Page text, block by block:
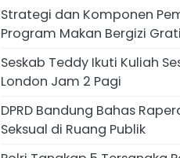
Strategi dan Komponen
Program Makan Bergizi
Seskab Teddy Ikuti Kuliah
London Jam 2 Pagi
DPRD Bandung Bahas
Seksual di Ruang Publik